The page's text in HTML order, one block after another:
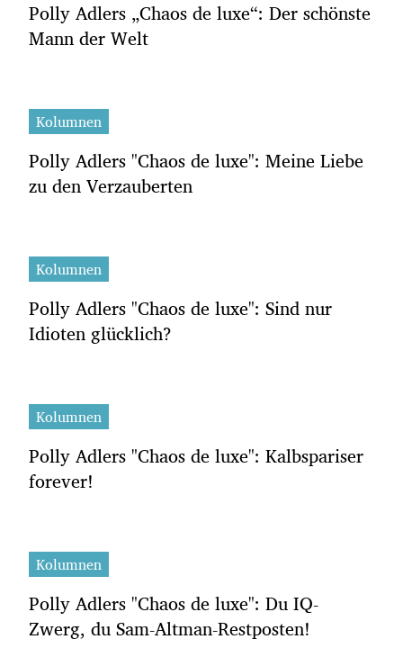
Polly Adlers „Chaos de luxe“: Der schönste
Mann der Welt
Kolumnen
Polly Adlers "Chaos de luxe": Meine Liebe
zu den Verzauberten
Kolumnen
Polly Adlers "Chaos de luxe": Sind nur
Idioten glücklich?
Kolumnen
Polly Adlers "Chaos de luxe": Kalbspariser
forever!
Kolumnen
Polly Adlers "Chaos de luxe": Du IQ-
Zwerg, du Sam-Altman-Restposten!